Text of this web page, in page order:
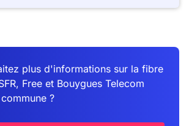
plus d'informations sur la fibre
Free et Bouygues Telecom
?